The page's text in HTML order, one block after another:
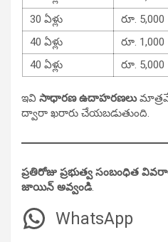
30 ఏళ్లు
రూ. 5,000
40 ఏళ్లు
రూ. 1,000
40 ఏళ్లు
రూ. 5,000
ఇవి సాధారణ ఉదాహరణలు
ద్వారా ఖరారు చేయబడుతుంది.
ప్రతిరోజు ప్రభుత్వ సంబంధిత
జాయిన్ అవ్వండి.
WhatsApp